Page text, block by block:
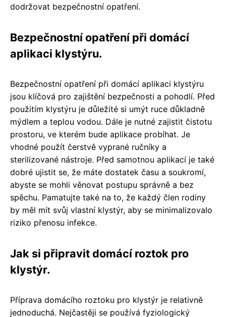
dodržovat bezpečnostní opatření.
Bezpečnostní opatření při domácí
aplikaci klystýru.
Bezpečnostní opatření při domácí aplikaci klystýru
jsou klíčová pro zajištění bezpečnosti a pohodlí. Před
použitím klystýru je důležité si umýt ruce důkladně
mýdlem a teplou vodou. Dále je nutné zajistit čistotu
prostoru, ve kterém bude aplikace probíhat. Je
vhodné použít čerstvě vyprané ručníky a
sterilizované nástroje. Před samotnou aplikací je také
dobré ujistit se, že máte dostatek času a soukromí,
abyste se mohli věnovat postupu správně a bez
spěchu. Pamatujte také na to, že každý člen rodiny
by měl mít svůj vlastní klystýr, aby se minimalizovalo
riziko přenosu infekce.
Jak si připravit domácí roztok pro
klystýr.
Příprava domácího roztoku pro klystýr je relativně
jednoduchá. Nejčastěji se používá fyziologický